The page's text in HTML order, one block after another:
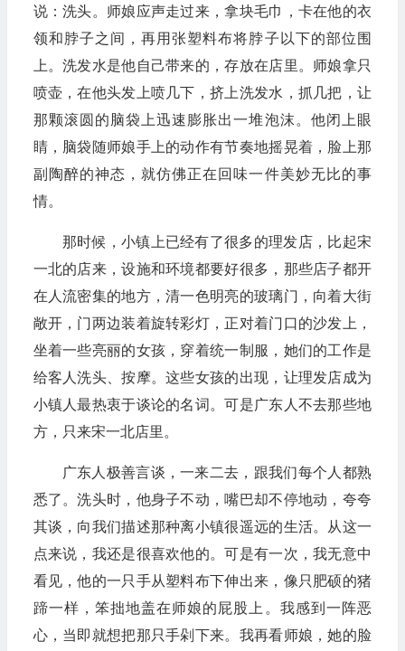
说：洗头。师娘应声走过来，拿块毛巾，卡在他的衣
领和脖子之间，再用张塑料布将脖子以下的部位围
上。洗发水是他自己带来的，存放在店里。师娘拿只
喷壶，在他头发上喷几下，挤上洗发水，抓几把，让
那颗滚圆的脑袋上迅速膨胀出一堆泡沫。他闭上眼
睛，脑袋随师娘手上的动作有节奏地摇晃着，脸上那
副陶醉的神态，就仿佛正在回味一件美妙无比的事
情。
那时候，小镇上已经有了很多的理发店，比起宋
一北的店来，设施和环境都要好很多，那些店子都开
在人流密集的地方，清一色明亮的玻璃门，向着大街
敞开，门两边装着旋转彩灯，正对着门口的沙发上，
坐着一些亮丽的女孩，穿着统一制服，她们的工作是
给客人洗头、按摩。这些女孩的出现，让理发店成为
小镇人最热衷于谈论的名词。可是广东人不去那些地
方，只来宋一北店里。
广东人极善言谈，一来二去，跟我们每个人都熟
悉了。洗头时，他身子不动，嘴巴却不停地动，夸夸
其谈，向我们描述那种离小镇很遥远的生活。从这一
点来说，我还是很喜欢他的。可是有一次，我无意中
看见，他的一只手从塑料布下伸出来，像只肥硕的猪
蹄一样，笨拙地盖在师娘的屁股上。我感到一阵恶
心，当即就想把那只手剁下来。我再看师娘，她的脸